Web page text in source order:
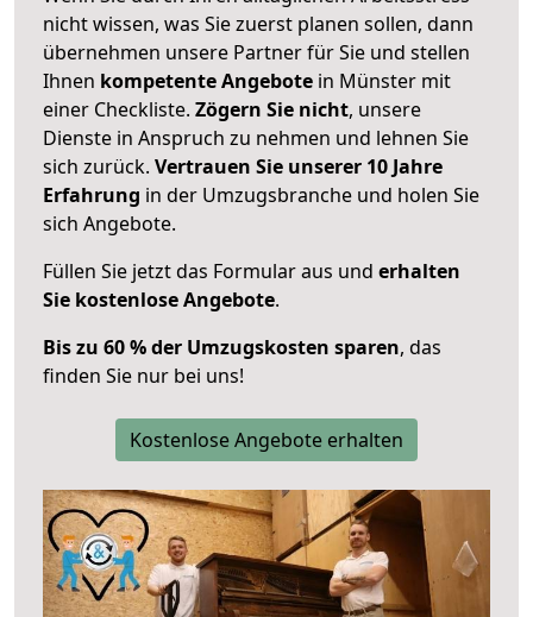
nicht wissen, was Sie zuerst planen sollen, dann
übernehmen unsere Partner für Sie und stellen
Ihnen kompetente Angebote in Münster mit
einer Checkliste. Zögern Sie nicht, unsere
Dienste in Anspruch zu nehmen und lehnen Sie
sich zurück. Vertrauen Sie unserer 10 Jahre
Erfahrung in der Umzugsbranche und holen Sie
sich Angebote.
Füllen Sie jetzt das Formular aus und erhalten
Sie kostenlose Angebote.
Bis zu 60 % der Umzugskosten sparen, das
finden Sie nur bei uns!
Kostenlose Angebote erhalten